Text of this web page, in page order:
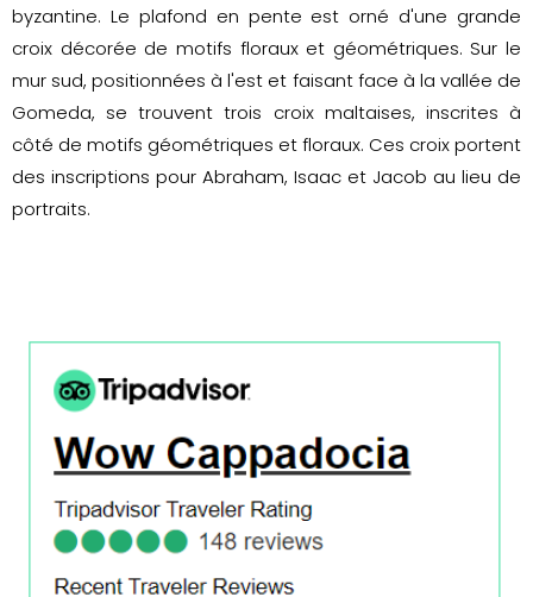
byzantine. Le plafond en pente est orné d'une grande
croix décorée de motifs floraux et géométriques. Sur le
mur sud, positionnées à l'est et faisant face à la vallée de
Gomeda, se trouvent trois croix maltaises, inscrites à
côté de motifs géométriques et floraux. Ces croix portent
des inscriptions pour Abraham, Isaac et Jacob au lieu de
portraits.